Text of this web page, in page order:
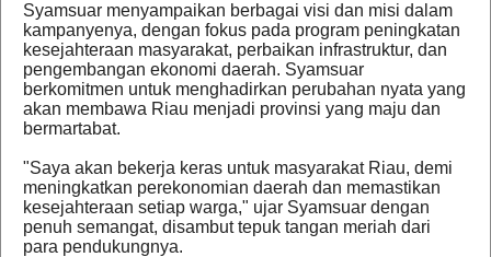
Syamsuar menyampaikan berbagai visi dan misi dalam
kampanyenya, dengan fokus pada program peningkatan
kesejahteraan masyarakat, perbaikan infrastruktur, dan
pengembangan ekonomi daerah. Syamsuar
berkomitmen untuk menghadirkan perubahan nyata yang
akan membawa Riau menjadi provinsi yang maju dan
bermartabat.
"Saya akan bekerja keras untuk masyarakat Riau, demi
meningkatkan perekonomian daerah dan memastikan
kesejahteraan setiap warga," ujar Syamsuar dengan
penuh semangat, disambut tepuk tangan meriah dari
para pendukungnya.